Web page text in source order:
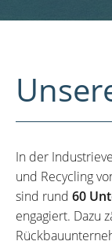
In der
und Recycling
sind rund 60
engagiert. Dazu